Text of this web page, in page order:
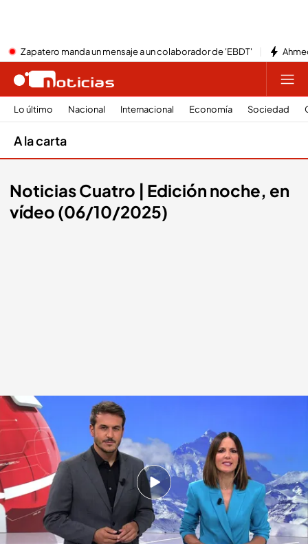
Zapatero manda un mensaje a un colaborador de 'EBDT'
Lo último Nacional Internacional Economía Sociedad
A la carta
Noticias Cuatro | Edición noche, en
vídeo (06/10/2025)
Las noticias, de la mano de Diego Losada y Mónica Sanz
Redacción digital Noticias Cuatro
06 OCT 2025 - 21:38h.
Greta Thunberg minimiza los "maltratos y
abusos" israelíes a activistas y pide centrarse
en el "genocidio"